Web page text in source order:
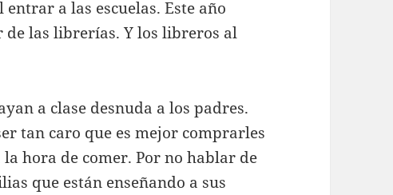
a las escuelas. Este año
las librerías. Y los libreros al
a clase desnuda a los padres.
tan caro que es mejor comprarles
hora de comer. Por no hablar de
que están enseñando a sus